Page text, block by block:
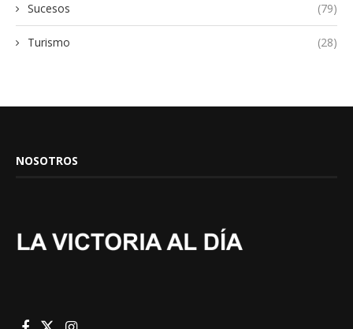
Sucesos (79)
Turismo (28)
NOSOTROS